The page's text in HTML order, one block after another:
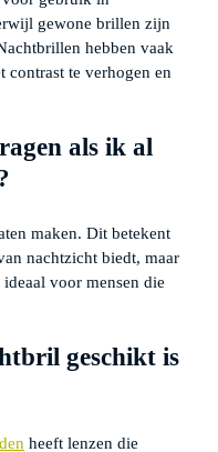
gewone brillen zijn
hebben vaak
contrast te verhogen en
als ik al
maken. Dit betekent
nachtzicht biedt, maar
voor mensen die
geschikt is
heeft lenzen die